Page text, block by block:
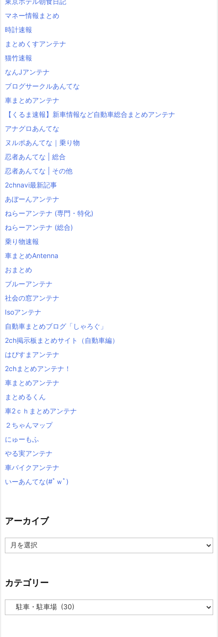
マネー情報まとめ
時計速報
まとめくすアンテナ
猫竹速報
なんJアンテナ
ブログサークルあんてな
車まとめアンテナ
【くるま速報】新車情報など自動車総合まとめアンテナ
アナグロあんてな
ヌルポあんてな｜乗り物
忍者あんてな | 総合
忍者あんてな | その他
2chnavi最新記事
あぼーんアンテナ
ねらーアンテナ (専門・特化)
ねらーアンテナ (総合)
乗り物速報
車まとめAntenna
おまとめ
ブルーアンテナ
社会の窓アンテナ
Isoアンテナ
自動車まとめブログ「しゃろぐ」
2ch掲示板まとめサイト（自動車編）
はぴすまアンテナ
2chまとめアンテナ！
車まとめアンテナ
まとめるくん
車2ｃｈまとめアンテナ
２ちゃんマップ
にゅーもふ
やる実アンテナ
車バイクアンテナ
いーあんてな(#ﾟｗﾟ)
アーカイブ
ー
ブ
カテゴリー
テ